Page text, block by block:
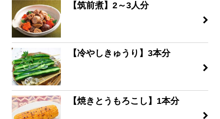
【筑前煮】2～3人分
【冷やしきゅうり】3本分
【焼きとうもろこし】1本分